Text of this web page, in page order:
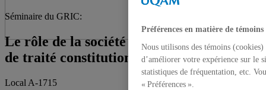
Séminaire du GRIC:
Le rôle de la société civile dans le projet
de traité constitutionnel pour l’Europe
Local A-1715
Préférences en matière de témoins
Nous utilisons des témoins
d’améliorer votre expérience sur le
statistiques de fréquentation, etc.
« Préférences ».